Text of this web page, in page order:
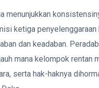
menunjukkan
ketiga penyelenggaraan
dan keadaban.
mana kelompok rentan
serta hak-haknya